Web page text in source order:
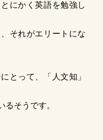
にかく英語を勉強し
それがエリートにな
とって、「人文知」
るそうです。